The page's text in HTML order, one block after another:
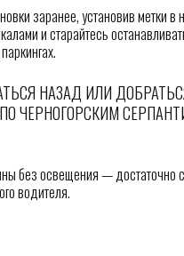
заранее, установив метки в
и старайтесь
НАЗАД ИЛИ
ЧЕРНОГОРСКИМ
без освещения — достаточно
водителя.